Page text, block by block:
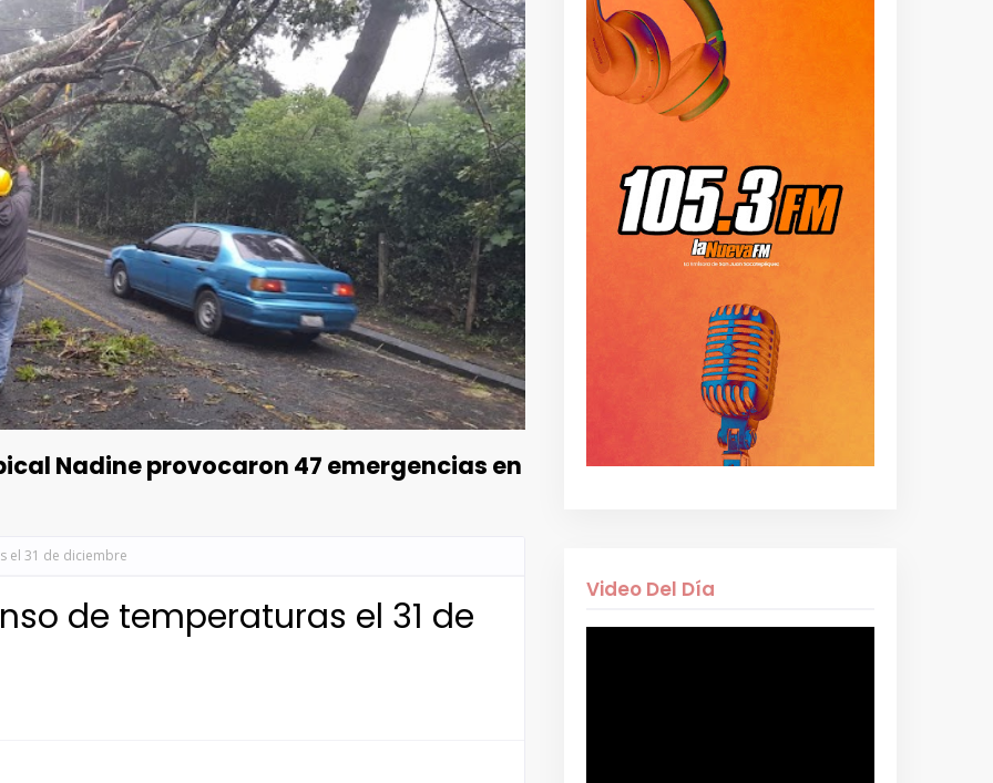
Nadine provocaron 47 emergencias en
el 31 de diciembre
de temperaturas el 31 de
Video Del Día